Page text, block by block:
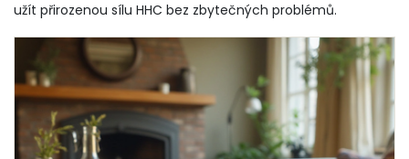
užít přirozenou sílu HHC bez zbytečných problémů.